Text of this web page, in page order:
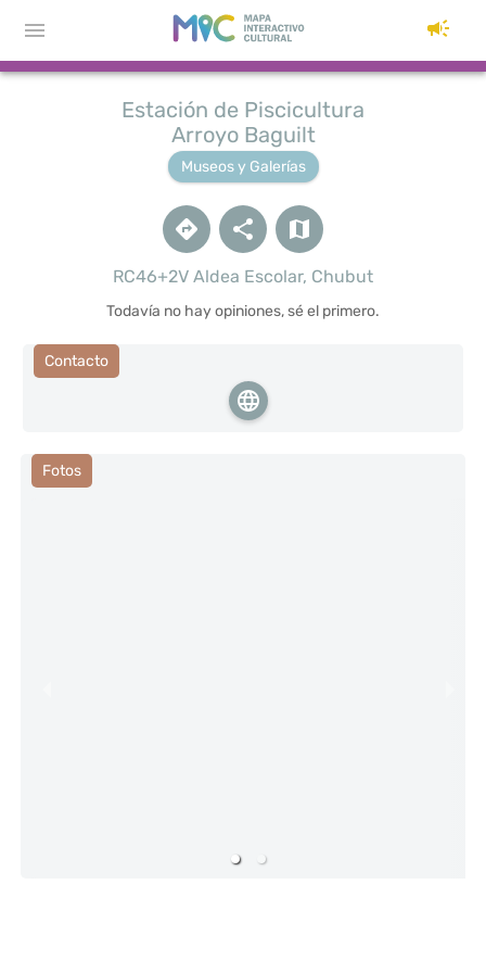
Estación de Piscicultura
Arroyo Baguilt
Museos y Galerías
RC46+2V Aldea Escolar, Chubut
Todavía no hay opiniones, sé el primero.
Contacto
Fotos